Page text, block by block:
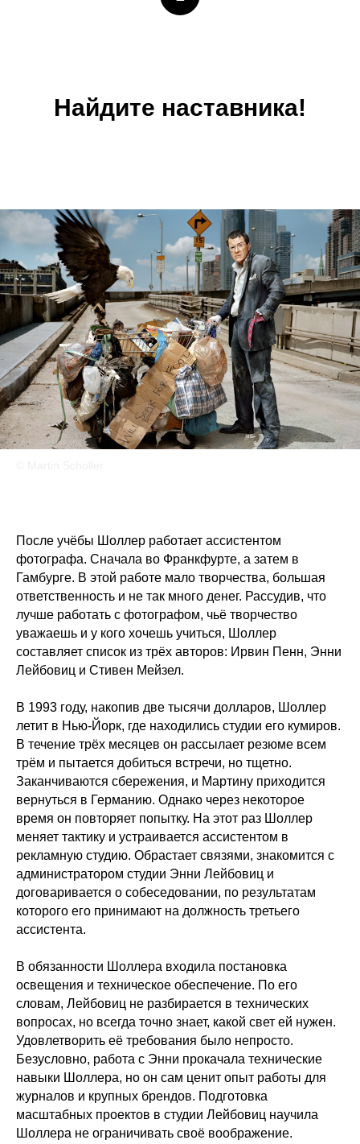
Найдите наставника!
После учёбы Шоллер работает ассистентом
фотографа. Сначала во Франкфурте, а затем в
Гамбурге. В этой работе мало творчества, большая
ответственность и не так много денег. Рассудив, что
лучше работать с фотографом, чьё творчество
уважаешь и у кого хочешь учиться, Шоллер
составляет список из трёх авторов: Ирвин Пенн, Энни
Лейбовиц и Стивен Мейзел.
В 1993 году, накопив две тысячи долларов, Шоллер
летит в Нью-Йорк, где находились студии его кумиров.
В течение трёх месяцев он рассылает резюме всем
трём и пытается добиться встречи, но тщетно.
Заканчиваются сбережения, и Мартину приходится
вернуться в Германию. Однако через некоторое
время он повторяет попытку. На этот раз Шоллер
меняет тактику и устраивается ассистентом в
рекламную студию. Обрастает связями, знакомится с
администратором студии Энни Лейбовиц и
договаривается о собеседовании, по результатам
которого его принимают на должность третьего
ассистента.
В обязанности Шоллера входила постановка
освещения и техническое обеспечение. По его
словам, Лейбовиц не разбирается в технических
вопросах, но всегда точно знает, какой свет ей нужен.
Удовлетворить её требования было непросто.
Безусловно, работа с Энни прокачала технические
навыки Шоллера, но он сам ценит опыт работы для
журналов и крупных брендов. Подготовка
масштабных проектов в студии Лейбовиц научила
Шоллера не ограничивать своё воображение.